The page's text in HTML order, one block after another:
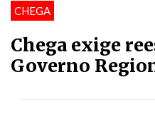
CHEGA
Chega exige
Governo